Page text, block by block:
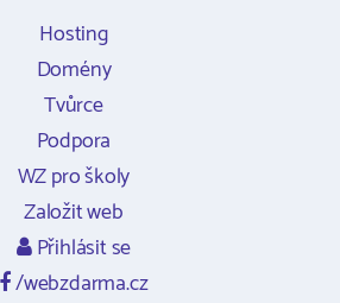
Hosting
Domény
Tvůrce
Podpora
WZ pro školy
Založit web
Přihlásit se
/webzdarma.cz